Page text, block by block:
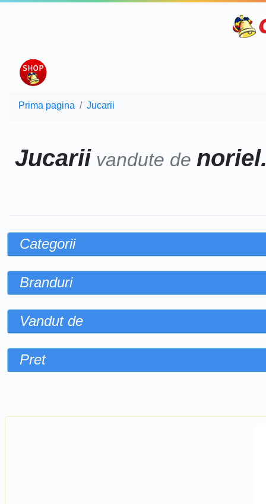
Prima pagina Jucarii
Jucarii vandute de
Categorii
Branduri
Vandut de
Pret